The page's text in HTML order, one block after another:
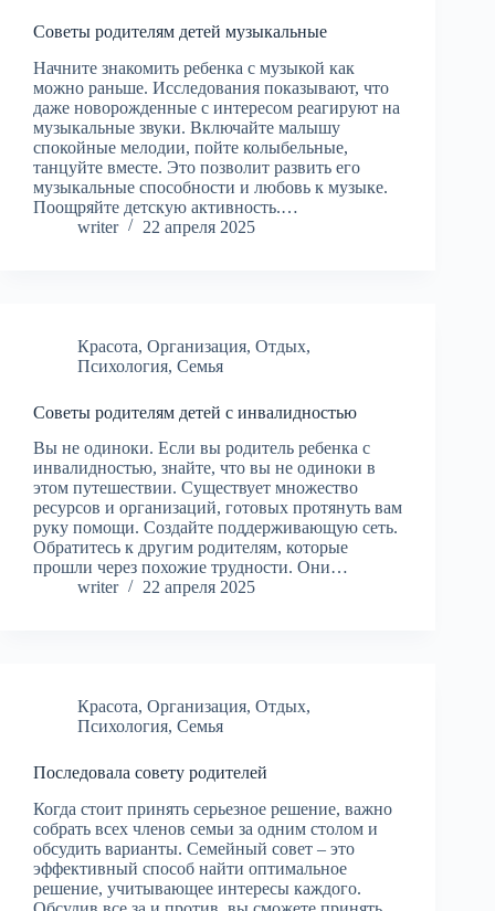
Советы родителям детей музыкальные
Начните знакомить ребенка с музыкой как
можно раньше. Исследования показывают, что
даже новорожденные с интересом реагируют на
музыкальные звуки. Включайте малышу
спокойные мелодии, пойте колыбельные,
танцуйте вместе. Это позволит развить его
музыкальные способности и любовь к музыке.
Поощряйте детскую активность.…
writer
22 апреля 2025
Красота, Организация, Отдых,
Психология, Семья
Советы родителям детей с инвалидностью
Вы не одиноки. Если вы родитель ребенка с
инвалидностью, знайте, что вы не одиноки в
этом путешествии. Существует множество
ресурсов и организаций, готовых протянуть вам
руку помощи. Создайте поддерживающую сеть.
Обратитесь к другим родителям, которые
прошли через похожие трудности. Они…
writer
22 апреля 2025
Красота, Организация, Отдых,
Психология, Семья
Последовала совету родителей
Когда стоит принять серьезное решение, важно
собрать всех членов семьи за одним столом и
обсудить варианты. Семейный совет – это
эффективный способ найти оптимальное
решение, учитывающее интересы каждого.